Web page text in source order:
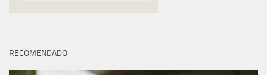
RECOMENDADO